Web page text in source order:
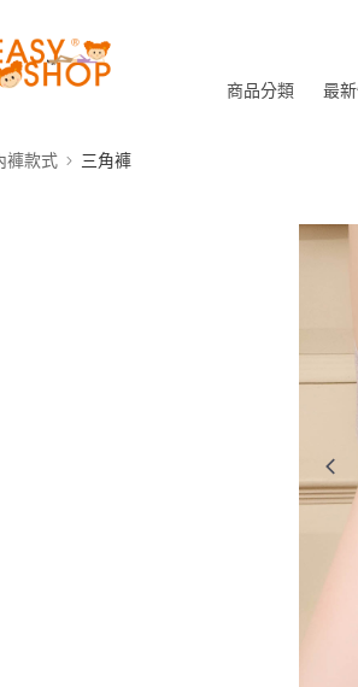
商品分類 最
褲款式 三角褲